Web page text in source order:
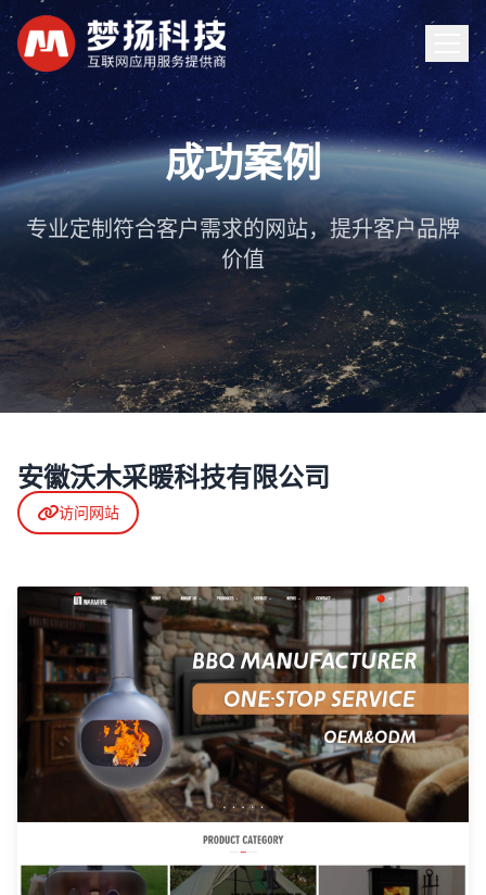
首页
服务
新闻
关于
成功案例
专业定制符合客户需求的网站，提升客户品牌
价值
安徽沃木采暖科技有限公司
访问网站